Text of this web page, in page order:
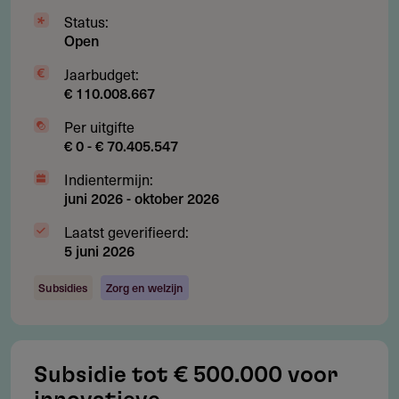
Restricties
Het subsidiebedrag mag niet worden ingezet voor de
financiering van onderzoeksprojecten zelf.
(Onderzoeks)projecten — hiervoor moet apart
financiering worden geworven
Staf die al op andere wijze financiering ontvangt,
bijvoorbeeld vanuit de universiteit
Exploitatiekosten van de werkplaats en de betrokken
Status:
Open
Jaarbudget:
€ 110.008.667
Per uitgifte
€ 0 - € 70.405.547
Indientermijn:
juni 2026-oktober 2026
Laatst geverifieerd:
5 juni 2026
Subsidies Zorg en welzijn
Subsidie tot € 500.000 voor